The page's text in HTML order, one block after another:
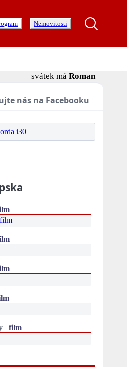
Nemovitosti
svátek má Roman
nás na Facebooku
film